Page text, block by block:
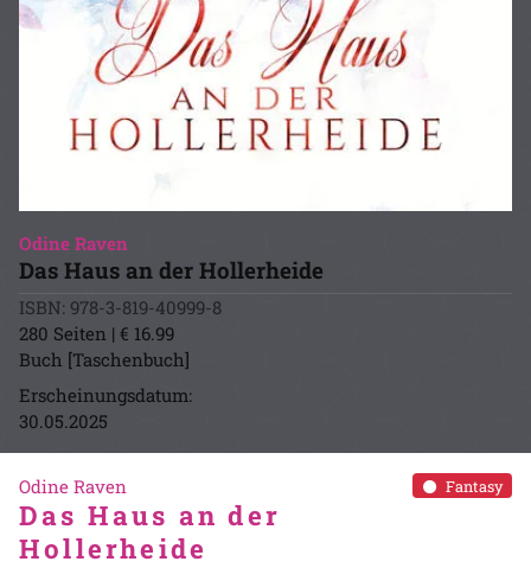
Odine Raven
Das Haus an der Hollerheide
ISBN: 978-3-819-40999-8
280 Seiten | € 16.99
Buch [Taschenbuch]
Erscheinungsdatum:
30.05.2025
Fantasy
Odine Raven
Das Haus an der
Hollerheide